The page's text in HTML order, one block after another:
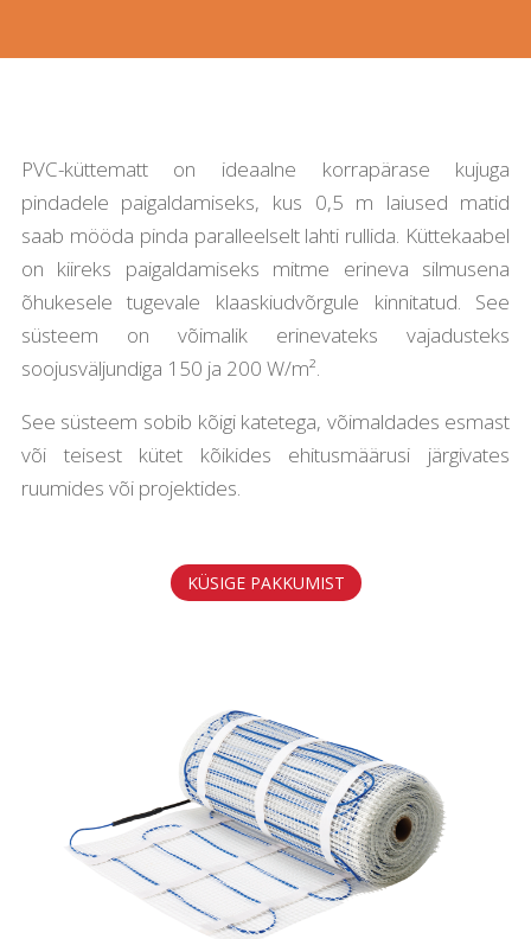
PVC-küttematt on ideaalne korrapärase kujuga
pindadele paigaldamiseks, kus 0,5 m laiused matid
saab mööda pinda paralleelselt lahti rullida. Küttekaabel
on kiireks paigaldamiseks mitme erineva silmusena
õhukesele tugevale klaaskiudvõrgule kinnitatud. See
süsteem on võimalik erinevateks vajadusteks
soojusväljundiga 150 ja 200 W/m².
See süsteem sobib kõigi katetega, võimaldades esmast
või teisest kütet kõikides ehitusmäärusi järgivates
ruumides või projektides.
KÜSIGE PAKKUMIST